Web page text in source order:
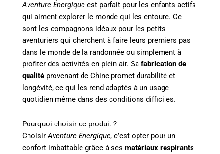
Aventure Énergique est parfait pour les enfants actifs
qui aiment explorer le monde qui les entoure. Ce
sont les compagnons idéaux pour les petits
aventuriers qui cherchent à faire leurs premiers pas
dans le monde de la randonnée ou simplement à
profiter des activités en plein air. Sa fabrication de
qualité provenant de Chine promet durabilité et
longévité, ce qui les rend adaptés à un usage
quotidien même dans des conditions difficiles.
Pourquoi choisir ce produit ?
ChoisirAventure Énergique, c’est opter pour un
confort imbattable grâce à ses matériaux respirants